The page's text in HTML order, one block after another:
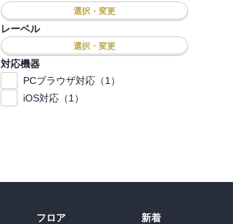
選択・変更
レーベル
選択・変更
対応機器
PCブラウザ対応（1）
iOS対応（1）
フロア
新着